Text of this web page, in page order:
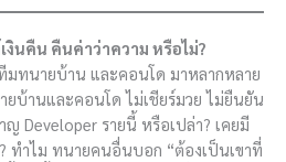
งินคืน คืนค่าว่าความ หรือไม่?
มทนายบ้าน และคอนโด มาหลากหลาย
บ้านและคอนโด ไม่เชียร์มวย ไม่ยืนยัน
Developer รายนี้ หรือเปล่า? เคยมี
ทำไม ทนายคนอื่นบอก “ต้องเป็นเขาที่